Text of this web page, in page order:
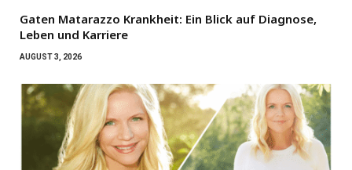
Gaten Matarazzo Krankheit: Ein Blick auf Diagnose,
Leben und Karriere
AUGUST 3, 2026